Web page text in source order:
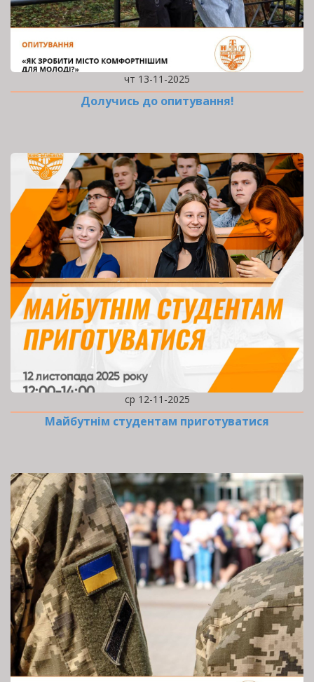
чт 13-11-2025
Долучись до опитування!
ср 12-11-2025
Майбутнім студентам приготуватися